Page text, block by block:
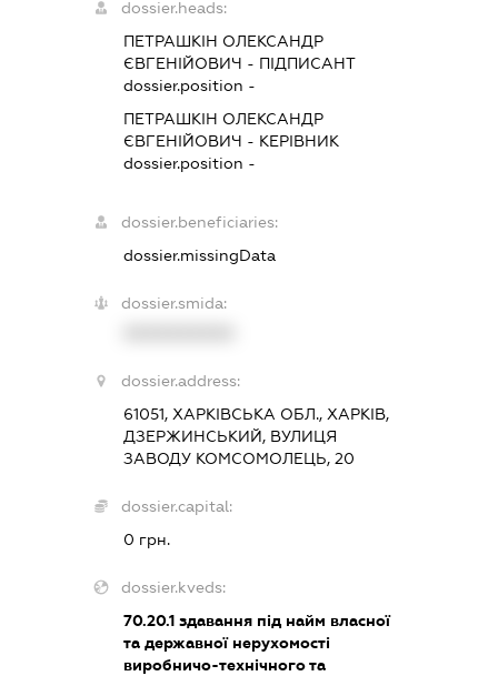
dossier.heads:
ПЕТРАШКІН ОЛЕКСАНДР
ЄВГЕНІЙОВИЧ - ПІДПИСАНТ
dossier.position -
ПЕТРАШКІН ОЛЕКСАНДР
ЄВГЕНІЙОВИЧ - КЕРІВНИК
dossier.position -
dossier.beneficiaries:
dossier.missingData
dossier.smida:
dossier.address:
61051, ХАРКІВСЬКА ОБЛ., ХАРКІВ,
ДЗЕРЖИНСЬКИЙ, ВУЛИЦЯ
ЗАВОДУ КОМСОМОЛЕЦЬ, 20
dossier.capital:
0 грн.
dossier.kveds:
70.20.1 здавання під найм власної
та державної нерухомості
виробничо-технічного та